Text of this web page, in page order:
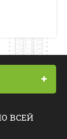
ВСЕЙ